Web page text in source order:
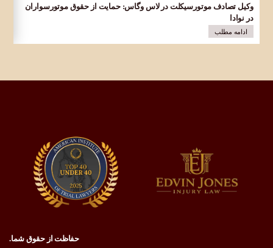
وکیل تصادف موتورسیکلت در لاس وگاس: حمایت از حقوق موتورسواران
در نوادا
ادامه مطلب
حفاظت از حقوق شما.